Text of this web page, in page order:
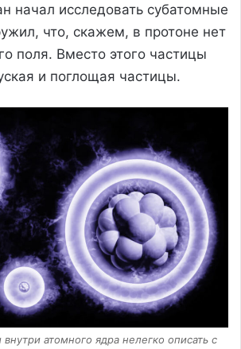
начал исследовать субатомные
что, скажем, в протоне нет
поля. Вместо этого частицы
и поглощая частицы.
атомного ядра нелегко описать с